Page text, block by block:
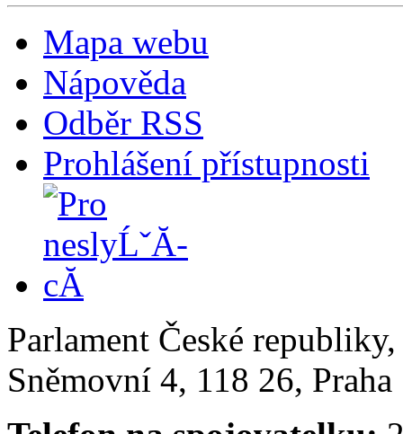
Mapa webu
Nápověda
Odběr RSS
Prohlášení přístupnosti
Parlament České
Sněmovní 4, 118 26,